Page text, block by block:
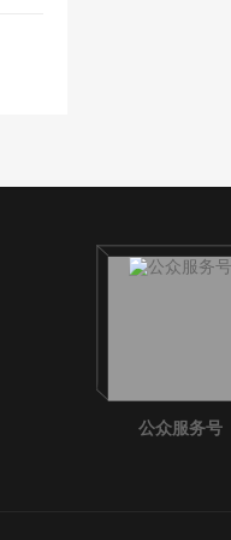
公众服务号